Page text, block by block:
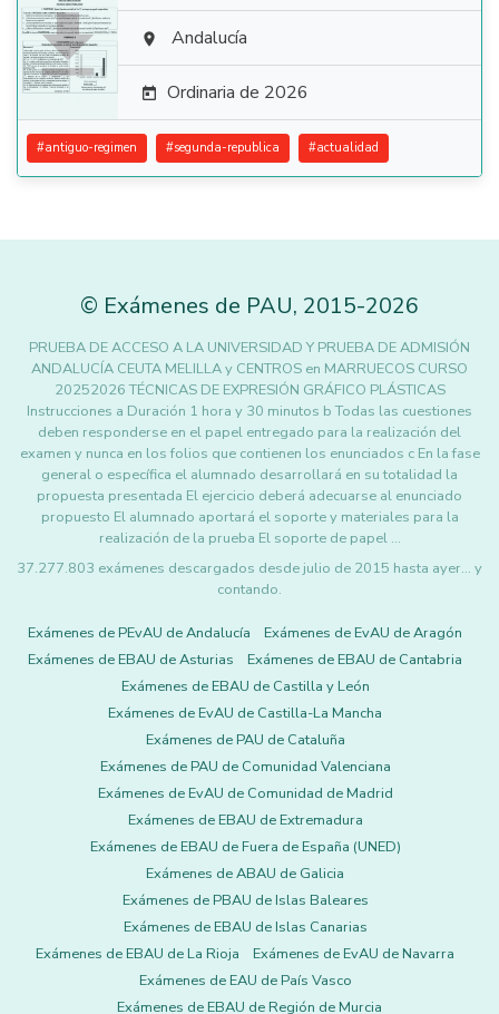
  Andalucía
 Ordinaria de 2026
#antiguo-regimen #segunda-republica #actualidad
© Exámenes de PAU, 2015-2026
PRUEBA DE ACCESO A LA UNIVERSIDAD Y PRUEBA DE ADMISIÓN
ANDALUCÍA CEUTA MELILLA y CENTROS en MARRUECOS CURSO
20252026 TÉCNICAS DE EXPRESIÓN GRÁFICO PLÁSTICAS
Instrucciones a Duración 1 hora y 30 minutos b Todas las cuestiones
deben responderse en el papel entregado para la realización del
examen y nunca en los folios que contienen los enunciados c En la fase
general o específica el alumnado desarrollará en su totalidad la
propuesta presentada El ejercicio deberá adecuarse al enunciado
propuesto El alumnado aportará el soporte y materiales para la
realización de la prueba El soporte de papel …
37.277.803 exámenes descargados desde julio de 2015 hasta ayer... y
contando.
Exámenes de PEvAU de Andalucía
Exámenes de EvAU de Aragón
Exámenes de EBAU de Asturias
Exámenes de EBAU de Cantabria
Exámenes de EBAU de Castilla y León
Exámenes de EvAU de Castilla-La Mancha
Exámenes de PAU de Cataluña
Exámenes de PAU de Comunidad Valenciana
Exámenes de EvAU de Comunidad de Madrid
Exámenes de EBAU de Extremadura
Exámenes de EBAU de Fuera de España (UNED)
Exámenes de ABAU de Galicia
Exámenes de PBAU de Islas Baleares
Exámenes de EBAU de Islas Canarias
Exámenes de EBAU de La Rioja
Exámenes de EvAU de Navarra
Exámenes de EAU de País Vasco
Exámenes de EBAU de Región de Murcia